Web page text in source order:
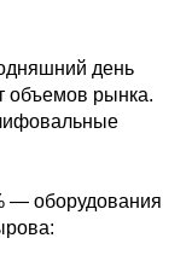
день
объемов рынка.
— оборудования